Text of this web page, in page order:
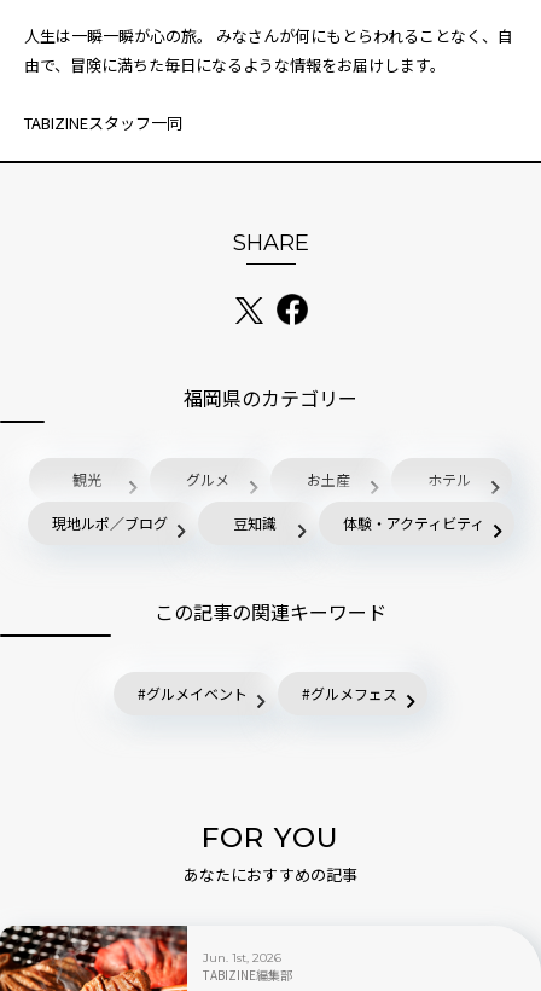
人生は一瞬一瞬が心の旅。 みなさんが何にもとらわれることなく、自
由で、冒険に満ちた毎日になるような情報をお届けします。
TABIZINEスタッフ一同
SHARE
福岡県のカテゴリー
観光 グルメ お土産 ホテル
現地ルポ／ブログ 豆知識 体験・アクティビティ
この記事の関連キーワード
グルメイベント グルメフェス
FOR YOU
あなたにおすすめの記事
Jun. 1st, 2026
TABIZINE編集部